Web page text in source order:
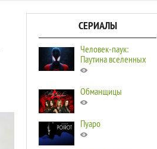
СЕРИАЛЫ
Человек-паук:
Паутина вселенных
Обманщицы
Пуаро